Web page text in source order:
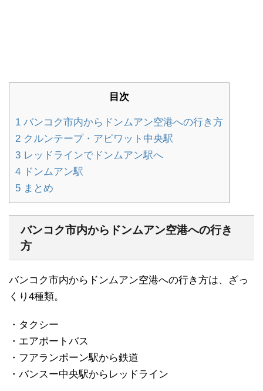
目次
1 バンコク市内からドンムアン空港への行き方
2 クルンテープ・アピワット中央駅
3 レッドラインでドンムアン駅へ
4 ドンムアン駅
5 まとめ
バンコク市内からドンムアン空港への行き
方
バンコク市内からドンムアン空港への行き方は、ざっ
くり4種類。
・タクシー
・エアポートバス
・フアランポーン駅から鉄道
・バンスー中央駅からレッドライン